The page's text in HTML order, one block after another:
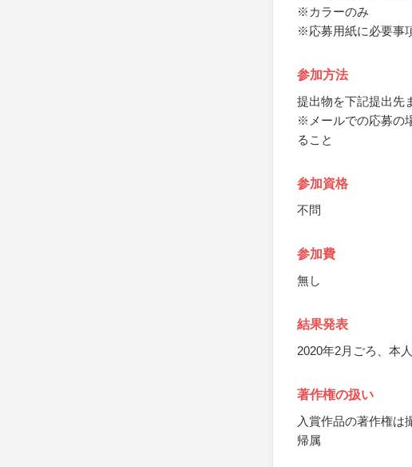
※カラーのみ
※応募用紙に必要事
参加方法
提出物を下記提出先
※メールでの応募の
ること
参加資格
不問
参加費
無し
結果発表
2020年2月ごろ、本
著作権の扱い
入賞作品の著作権は
帰属